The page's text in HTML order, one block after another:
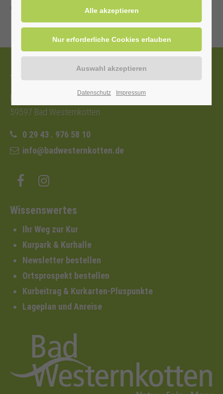
Tourist-Information
Nordstraße 2b
59597 Bad Westernkotten
0 29 43 . 976 58 10
info@badwesternkotten.de
Wissenswertes
Ihr Weg zur Kur
Kurpark & Kurhalle
Newsletter bestellen
Ortsprospekt bestellen
Kurbeitrag & Kurkarten-Pluspunkte
Lageplan und Anreise
Datenschutz Impressum